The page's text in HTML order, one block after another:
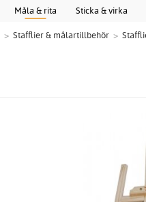
Måla & rita Sticka & virka
> Stafflier & målartillbehör >